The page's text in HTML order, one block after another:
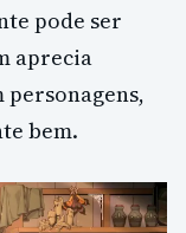
pode ser
aprecia
bem.